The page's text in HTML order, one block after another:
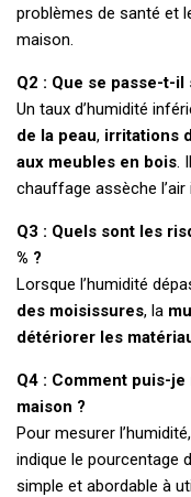
problèmes de santé et
maison.
Q2 : Que se passe-t-
Un taux d’humidité
de la peau, irritations
aux meubles en bois.
chauffage assèche l’air
Q3 : Quels sont les
% ?
Lorsque l’humidité
des moisissures, la
détériorer les
Q4 : Comment puis-
maison ?
Pour mesurer
indique le pourcentage
simple et abordable à